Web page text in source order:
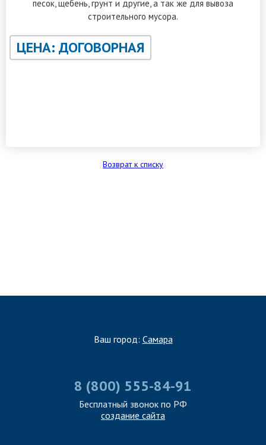
песок, щебень, грунт и другие, а так же для вывоза
строительного мусора.
ЦЕНА: ДОГОВОРНАЯ
Возврат к списку
Ваш город: Самара
8 (800) 555-84-91
Бесплатный звонок по РФ
создание сайта